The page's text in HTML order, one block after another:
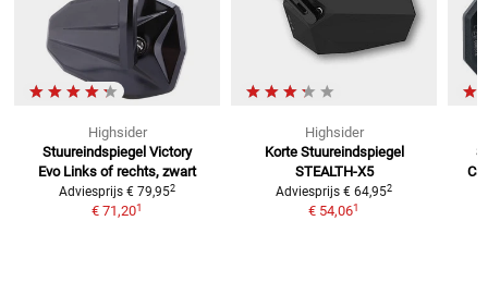
Highsider
Stuureindspiegel Victory
Evo Links of rechts, zwart
Adviesprijs € 79,952
€ 71,201
Highsider
Korte Stuureindspiegel
STEALTH-X5
Adviesprijs € 64,952
€ 54,061